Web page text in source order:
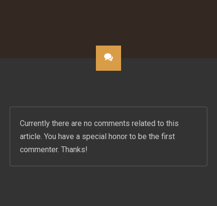
Currently there are no comments related to this
article. You have a special honor to be the first
commenter. Thanks!